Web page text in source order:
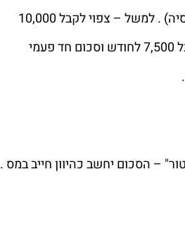
למשל – צפוי לקבל 10,000
– הסכום יחשב כהיוון חייב במס .